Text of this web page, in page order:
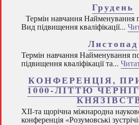
Грудень
Термін навчання Найменування
Вид підвищення кваліфікації...
Листопад
Термін навчання Найменування
підвищення кваліфікації та...
КОНФЕРЕНЦІЯ,
1000-ЛІТТЮ
ХІІ-та щорічна міжнародна
конференція «Розумовські